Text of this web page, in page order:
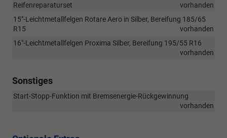
Reifenreparaturset
vorhanden
15"-Leichtmetallfelgen Rotare Aero in Silber, Bereifung 185/65
R15
vorhanden
16"-Leichtmetallfelgen Proxima Silber, Bereifung 195/55 R16
vorhanden
Sonstiges
Start-Stopp-Funktion mit Bremsenergie-Rückgewinnung
vorhanden